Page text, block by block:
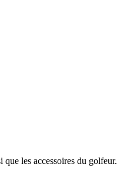
les accessoires du golfeur.